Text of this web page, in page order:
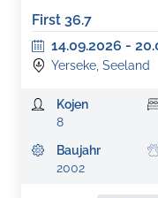
First 36.7
14.09.2026 -
Yerseke, Seeland
Kojen
8
Baujahr
2002